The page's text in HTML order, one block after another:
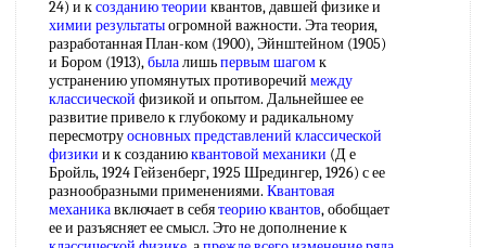
24) и ксозданию теории квантов, давшей физике и
химии результатыогромной важности. Эта теория,
разработанная План-ком (1900), Эйнштейном (1905)
и Бором (1913),былалишьпервым шагомк
устранению упомянутых противоречий между
классической физикой и опытом. Дальнейшее ее
развитие привело к глубокому и радикальному
пересмотруосновных представлений классической
физики и к созданиюквантовой механики (Д е
Бройль, 1924 Гейзенберг, 1925 Шредингер, 1926) с ее
разнообразными применениями. Квантовая
механикавключает в себятеорию квантов, обобщает
ее и разъясняет ее смысл. Это не дополнение к